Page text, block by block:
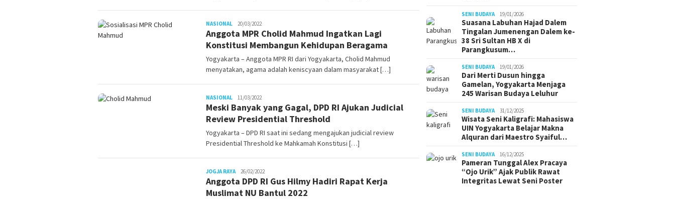
NASIONAL Juno
20/03/2022
Anggota MPR Cholid Mahmud Ingatkan Lagi
Konstitusi Membangun Kehidupan Beragama
Yogyakarta – Anggota MPR RI dari Yogyakarta, Cholid Mahmud
menyatakan, agama adalah keniscyaan dalam masyarakat […]
NASIONAL Juno
11/03/2022
Meski Banyak yang Gagal, DPD RI Ajukan Judicial
Review Presidential Threshold
Yogyakarta – DPD RI saat ini sedang mengajukan judicial review
Presidential Threshold ke Mahkamah Konstitusi […]
JOGJA RAYAJuno26/02/2022
Anggota DPD RI Gus Hilmy Hadiri Rapat Kerja
Muslimat NU Bantul 2022
SENI BUDAYA 19/01/2026
Suasana Labuhan Hajad Dalem
Tingalan Jumenengan Dalem ke-
38 Sri Sultan HB X di
Parangkusum…
SENI BUDAYA 19/01/2026
Dari Merti Dusun hingga
Gamelan, Yogyakarta Menjaga
245 Warisan Budaya Leluhur
SENI BUDAYA 31/12/2025
Wisata Seni Kaligrafi: Mahasiswa
UIN Yogyakarta Belajar Makna
Alquran dari Maestro Syaiful…
SENI BUDAYA 16/12/2025
Pameran Tunggal Alex Pracaya
“Ojo Urik” Ajak Publik Rawat
Integritas Lewat Seni Poster